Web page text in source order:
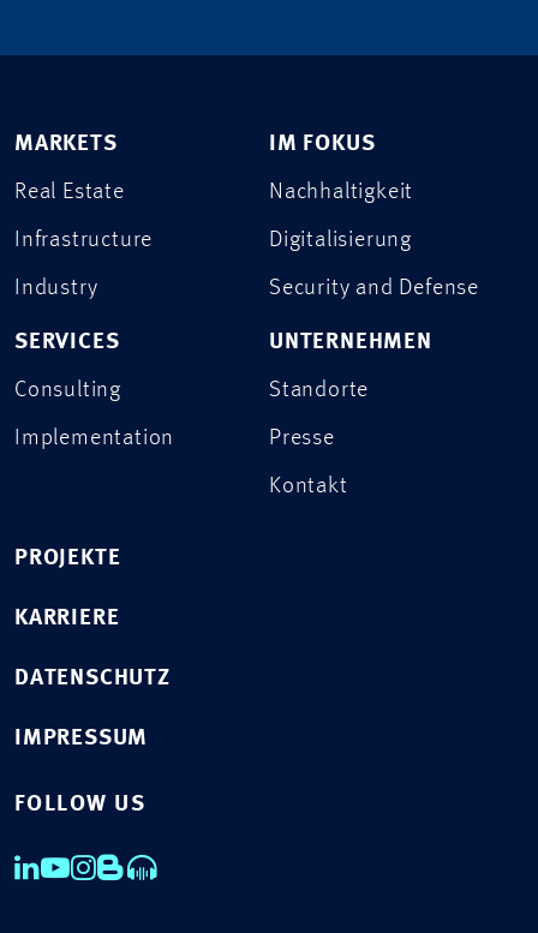
MARKETS
Real Estate
Infrastructure
Industry
SERVICES
Consulting
Implementation
IM FOKUS
Nachhaltigkeit
Digitalisierung
Security and Defense
UNTERNEHMEN
Standorte
Presse
Kontakt
PROJEKTE
KARRIERE
DATENSCHUTZ
IMPRESSUM
FOLLOW US